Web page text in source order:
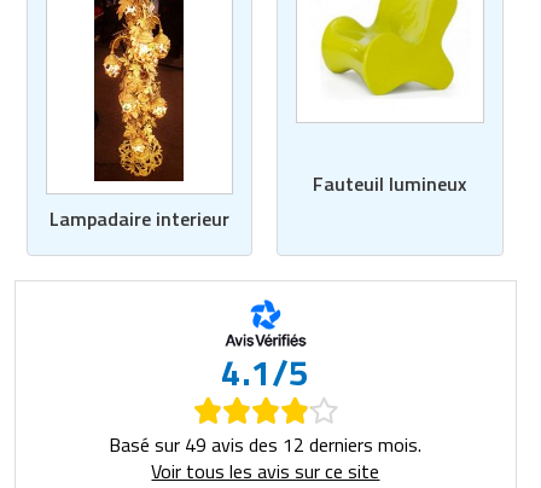
Lampadaire interieur
Fauteuil lumineux
4.1/5
Basé sur 49 avis des 12 derniers mois.
Voir tous les avis sur ce site